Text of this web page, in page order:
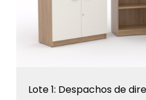
Lote 1: Despachos de